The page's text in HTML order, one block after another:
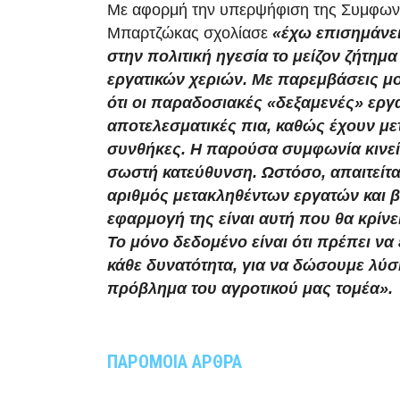
Με αφορμή την υπερψήφιση της
Μπαρτζώκας σχολίασε «έχω
στην πολιτική ηγεσία το μείζον
εργατικών χεριών. Με παρεμβάσεις
ότι οι παραδοσιακές «δεξαμενές»
αποτελεσματικές πια, καθώς έχουν
συνθήκες. Η παρούσα συμφωνία
σωστή κατεύθυνση. Ωστόσο,
αριθμός μετακληθέντων εργατών και
εφαρμογή της είναι αυτή που θα
Το μόνο δεδομένο είναι ότι πρέπει
κάθε δυνατότητα, για να δώσουμε
πρόβλημα του αγροτικού μας τομέα».
ΠΑΡΟΜΟΙΑ ΑΡΘΡΑ